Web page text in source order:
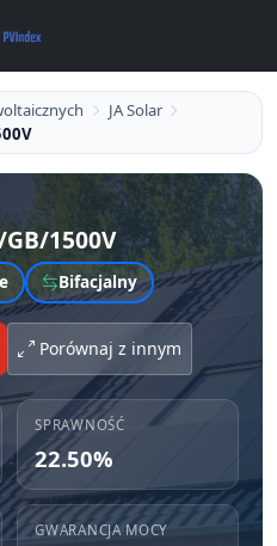
JA Solar
1500V
Bifacjalny
Porównaj z innym
SPRAWNOŚĆ
22.50%
GWARANCJA MOCY